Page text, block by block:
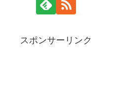
スポンサーリンク